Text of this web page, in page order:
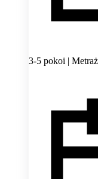
3-5 pokoi |